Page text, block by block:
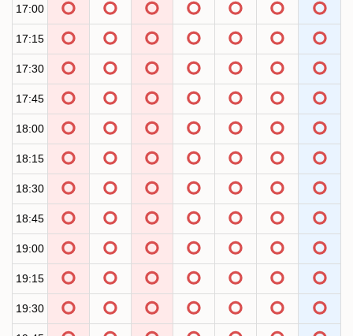
17:00
17:15
17:30
17:45
18:00
18:15
18:30
18:45
19:00
19:15
19:30